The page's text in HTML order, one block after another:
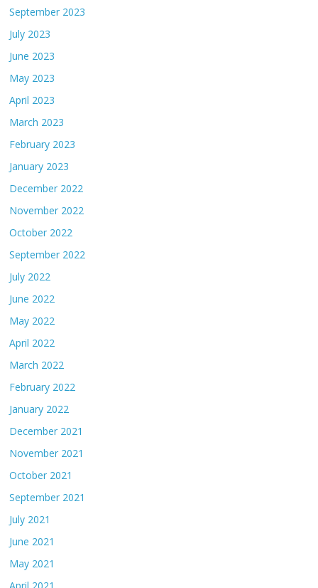
September 2023
July 2023
June 2023
May 2023
April 2023
March 2023
February 2023
January 2023
December 2022
November 2022
October 2022
September 2022
July 2022
June 2022
May 2022
April 2022
March 2022
February 2022
January 2022
December 2021
November 2021
October 2021
September 2021
July 2021
June 2021
May 2021